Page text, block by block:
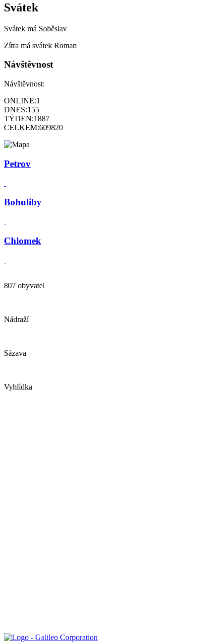
Svátek
Svátek má Soběslav
Zítra má svátek Roman
Návštěvnost
Návštěvnost:
ONLINE:1
DNES:155
TÝDEN:1887
CELKEM:609820
Petrov
Bohuliby
Chlomek
807 obyvatel
Nádraží
Sázava
Vyhlídka